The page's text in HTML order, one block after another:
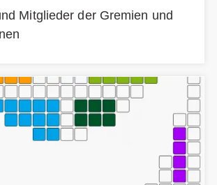
Mitglieder der Gremien und